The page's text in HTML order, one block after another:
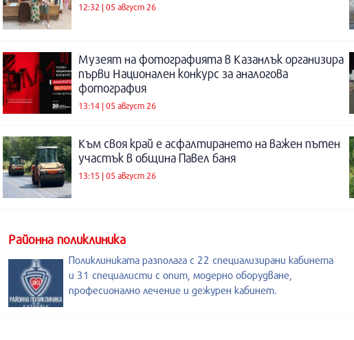
12:32 | 05 август 26
Музеят на фотографията в Казанлък организира
първи Национален конкурс за аналогова
фотография
13:14 | 05 август 26
Към своя край е асфалтирането на важен пътен
участък в община Павел баня
13:15 | 05 август 26
Районна поликлиника
Поликлиниката разполага с 22 специализирани кабинета
и 31 специалисти с опит, модерно оборудване,
професионално лечение и дежурен кабинет.